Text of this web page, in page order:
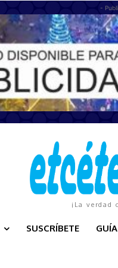
-
¡La verdad
SUSCRÍBETE